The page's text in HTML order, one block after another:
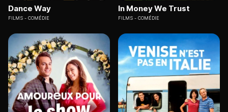
Dance Way
FILMS COMÉDIE
In Money We Trust
FILMS COMÉDIE